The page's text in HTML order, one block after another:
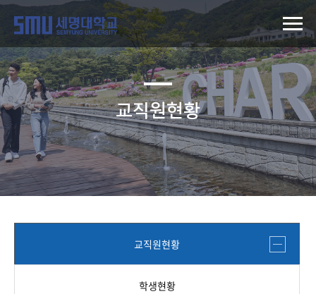
교직원현황
교직원현황
학생현황